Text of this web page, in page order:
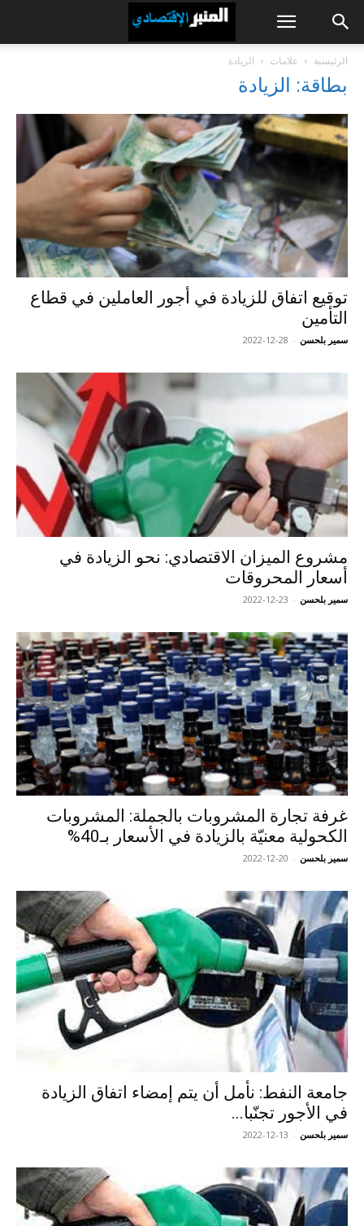
الرئيسية علامات الزيادة
بطاقة: الزيادة
توقيع اتفاق للزيادة في أجور العاملين في قطاع
التأمين
سمير بلحسن -
2022-12-28
مشروع الميزان الاقتصادي: نحو الزيادة في
أسعار المحروقات
سمير بلحسن -
2022-12-23
غرفة تجارة المشروبات بالجملة: المشروبات
الكحولية معنيّة بالزيادة في الأسعار بـ40%
سمير بلحسن -
2022-12-20
جامعة النفط: نأمل أن يتم إمضاء اتفاق الزيادة
في الأجور تجنّبا...
سمير بلحسن -
2022-12-13